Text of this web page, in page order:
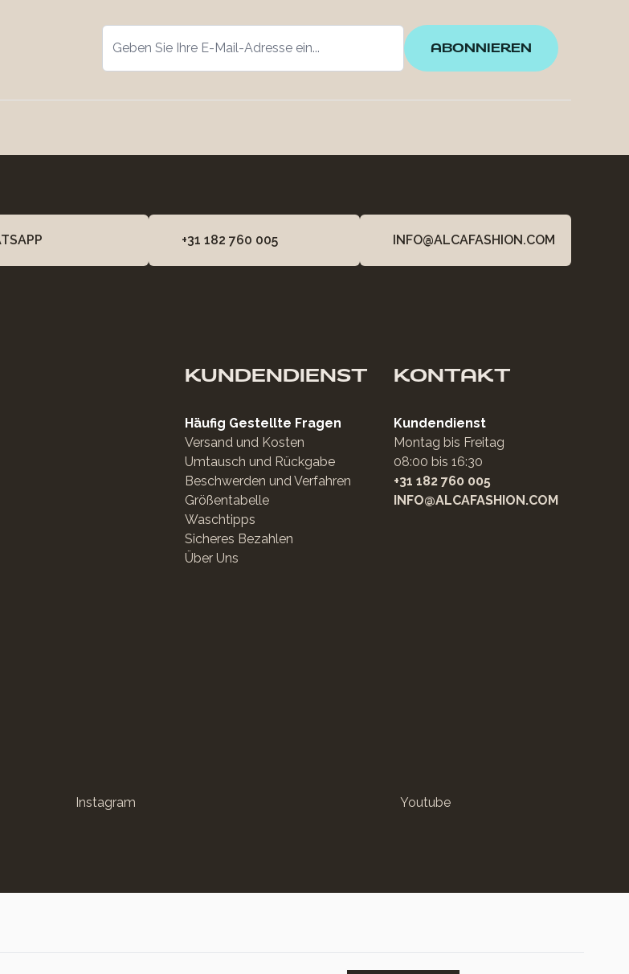
ABONNIEREN
+31 182 760 005 INFO@ALCAFASHION.COM
KUNDENDIENST
Häufig Gestellte Fragen
Versand und Kosten
Umtausch und Rückgabe
Beschwerden und Verfahren
Größentabelle
Waschtipps
Sicheres Bezahlen
Über Uns
KONTAKT
Kundendienst
Montag bis Freitag
08:00 bis 16:30
+31 182 760 005
INFO@ALCAFASHION.COM
Instagram Youtube